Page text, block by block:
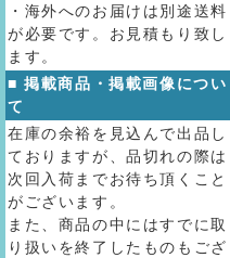
・海外へのお届けは別途送料
が必要です。お見積もり致し
ます。
■ 掲載商品・掲載画像につい
て
在庫の余裕を見込んで出品し
ておりますが、品切れの際は
次回入荷までお待ち頂くこと
がございます。
また、商品の中にはすでに取
り扱いを終了したものもござ